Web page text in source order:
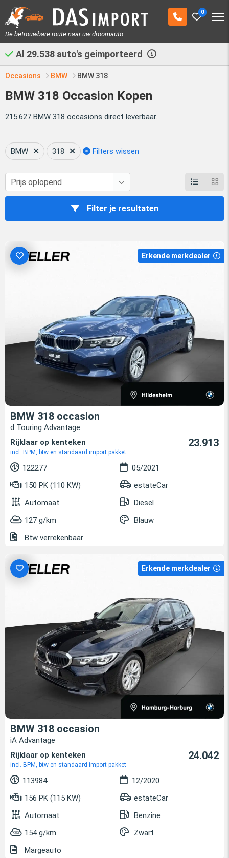
0
De betrouwbare route naar uw droomauto
Al 29.538 auto's geimporteerd
Occasions BMW BMW 318
BMW 318 Occasion Kopen
215.627 BMW 318 occasions direct leverbaar.
BMW 318 Filters wissen
Filter je resultaten
Erkende merkdealer
BMW 318 occasion
d Touring Advantage
Rijklaar op kenteken
incl. BPM, btw en standaard import pakket
23.913
122277
05/2021
150 PK (110 KW)
estateCar
Automaat
Diesel
127 g/km
Blauw
Btw verrekenbaar
Erkende merkdealer
BMW 318 occasion
iA Advantage
Rijklaar op kenteken
incl. BPM, btw en standaard import pakket
24.042
113984
12/2020
156 PK (115 KW)
estateCar
Automaat
Benzine
154 g/km
Zwart
Margeauto